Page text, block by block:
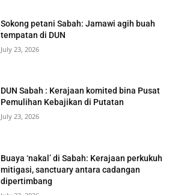
Sokong petani Sabah: Jamawi agih buah
tempatan di DUN
July 23, 2026
DUN Sabah : Kerajaan komited bina Pusat
Pemulihan Kebajikan di Putatan
July 23, 2026
Buaya ‘nakal’ di Sabah: Kerajaan perkukuh
mitigasi, sanctuary antara cadangan
dipertimbang